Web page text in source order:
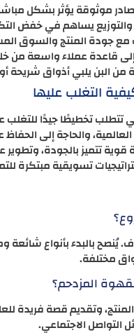
موثوقة يؤثر بشكل
يساهم في خفض
مع جودة المنتج والسوق
إلى قاعدة عملاء واسعة من
البن يلبي أذواق شريحة
التغلب عليها
تخطيطًا جيدًا للتغلب
والحاجة إلى
قوية تتميز بالجودة،
تسويقية مبتكرة
بالبدء بأنواع شائعة
مختلفة.
المزدحم؟
وتقديم قصة فريدة
التواصل الاجتماعي.